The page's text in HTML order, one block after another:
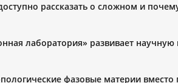
рассказать о сложном и
лаборатория» развивает
фазовые материи вместо